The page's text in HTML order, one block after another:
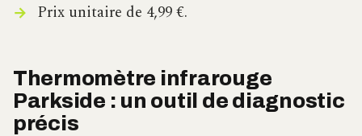
Prix unitaire de 4,99 €.
Thermomètre infrarouge
Parkside : un outil de diagnostic
précis